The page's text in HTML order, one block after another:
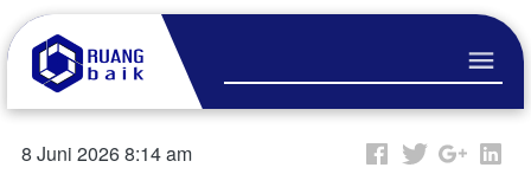
8 Juni 2026 8:14 am